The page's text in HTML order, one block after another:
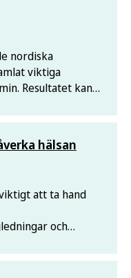
nordiska
viktiga
Resultatet kan
hälsan
att ta hand
och